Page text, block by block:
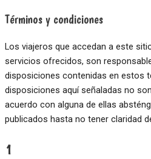
Términos y condiciones
Los viajeros que accedan a este
servicios ofrecidos, son
disposiciones contenidas en estos
disposiciones aquí señaladas no
acuerdo con alguna de ellas
publicados hasta no tener claridad
1